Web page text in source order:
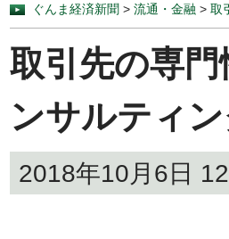
ぐんま経済新聞 > 流通・金融 > 取
取引先の専
ンサルティン
2018年10月6日